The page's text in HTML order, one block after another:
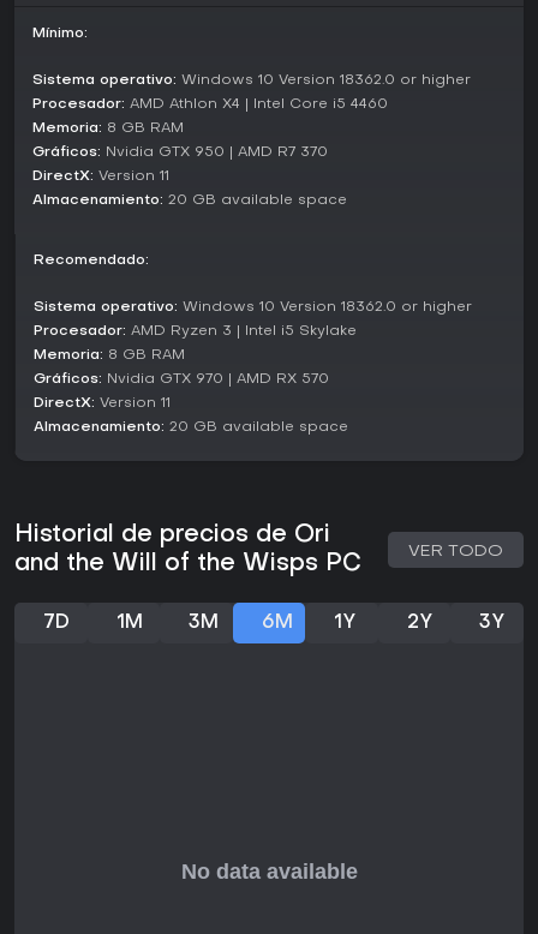
puntuaciones como 9.5 de
de primer nivel. Los jugadores resaltan su profundidad
mencionan fallos técnicos ocasionales en hardware
Si te gustan los Metroidvanias con controles precisos y
enfoque narrativo, este ofrece un valor duradero sin
y autocontenida, lejos del grinding interminable.
Mínimo:
Sistema operativo: Windows 10 Version 18362.0 or higher
Procesador: AMD Athlon X4 | Intel Core i5 4460
Memoria: 8 GB RAM
Gráficos: Nvidia GTX 950 | AMD R7 370
DirectX: Version 11
Almacenamiento: 20 GB available space
Recomendado:
Sistema operativo: Windows 10 Version 18362.0 or higher
Procesador: AMD Ryzen 3 | Intel i5 Skylake
Memoria: 8 GB RAM
Gráficos: Nvidia GTX 970 | AMD RX 570
DirectX: Version 11
Almacenamiento: 20 GB available space
Historial de precios de Ori
and the Will of the Wisps PC
VER TODO
7D 1M 3M 6M 1Y 2Y 3Y